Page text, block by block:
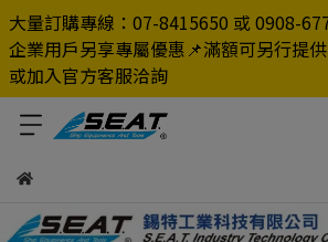
大量訂購專線：07-8415650 或 0908-
企業用戶另享專屬優惠📌滿額可另行提
或加入官方客服洽詢